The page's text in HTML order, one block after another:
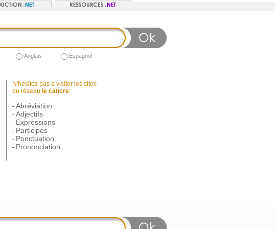
Anglais Espagnol
N'hésitez pas à visiter les sites
du réseau le cancre:
- Abréviation
- Adjectifs
- Expressions
- Participes
- Ponctuation
- Prononciation